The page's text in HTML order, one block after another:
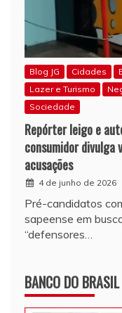
Blog JG Cidades
Lazer e Turismo
Sociedade
Repórter leigo e
consumidor divulga
acusações
4 de junho de 2026
Pré-candidatos
sapeense em
“defensores…
BANCO DO